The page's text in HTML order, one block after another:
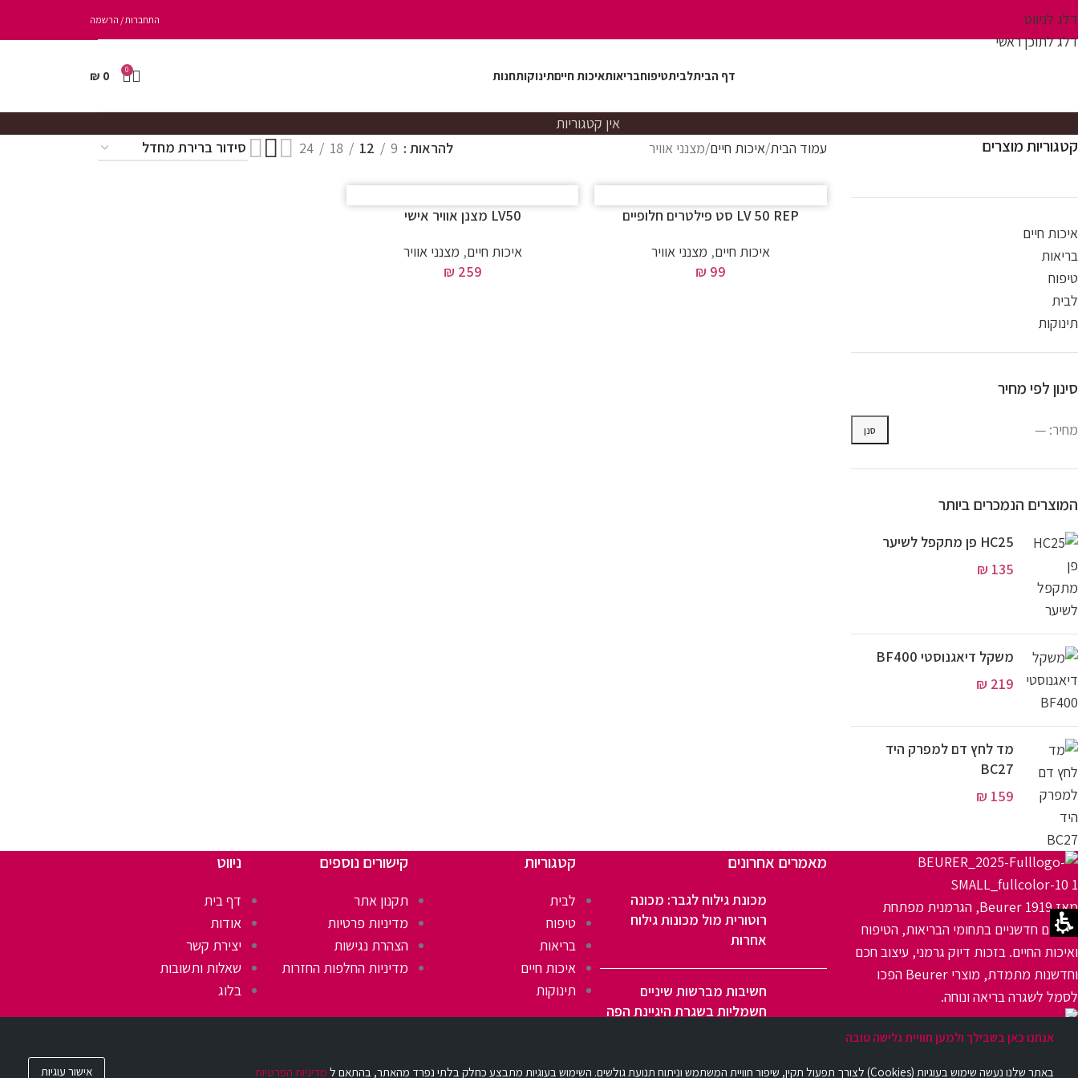
דלג לניווט
דלג לתוכן ראשי
התחברות / הרשמה
דף הביתלביתטיפוחבריאותאיכות חייםתינוקותחנות 0
₪ 0
אין קטגוריות
קטגוריות מוצרים
איכות חיים
בריאות
טיפוח
לבית
תינוקות
סינון לפי מחיר
סנן מחיר: —
המוצרים הנמכרים ביותר
HC25 פן מתקפל לשיער
₪ 135
משקל דיאגנוסטי BF400
₪ 219
מד לחץ דם למפרק היד
BC27
₪ 159
עמוד הבית איכות חיים מצנני אוויר להראות 9
12
18
24
LV 50 REP סט פילטרים חלופיים
איכות חיים, מצנני אוויר
₪ 99
LV50 מצנן אוויר אישי
איכות חיים, מצנני אוויר
₪ 259
מאז 1919 Beurer, הגרמנית מפתחת
מוצרים חדשניים בתחומי הבריאות, הטיפוח
ואיכות החיים. בזכות דיוק גרמני, עיצוב חכם
וחדשנות מתמדת, מוצרי Beurer הפכו
לסמל לשגרה בריאה ונוחה.
פתח תקווה
מאמרים אחרונים
מכונת גילוח לגבר: מכונה
רוטורית מול מכונות גילוח
אחרות
חשיבות מברשות שיניים
חשמליות בשגרת היגיינת הפה
קטגוריות
לבית
טיפוח
בריאות
איכות חיים
תינוקות
קישורים נוספים
תקנון אתר
מדיניות פרטיות
הצהרת נגישות
מדיניות החלפות החזרות
ניווט
דף בית
אודות
יצירת קשר
שאלות ותשובות
בלוג
אנחנו כאן בשבילך ולמען חוויית גלישה טובה
באתר שלנו נעשה שימוש בעוגיות (Cookies) לצורך תפעול תקין, שיפור חוויית המשתמש וניתוח תנועת גולשים. השימוש בעוגיות מתבצע כחלק בלתי נפרד מהאתר, בהתאם ל מדיניות הפרטיות אישור עוגיות